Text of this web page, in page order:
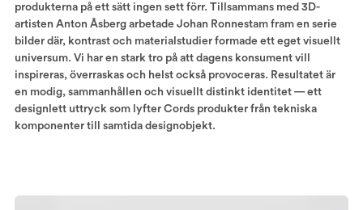
produkterna på ett sätt ingen sett förr. Tillsammans med 3D-
artisten Anton Åsberg arbetade Johan Ronnestam fram en serie
bilder där, kontrast och materialstudier formade ett eget visuellt
universum. Vi har en stark tro på att dagens konsument vill
inspireras, överraskas och helst också provoceras. Resultatet är
en modig, sammanhållen och visuellt distinkt identitet — ett
designlett uttryck som lyfter Cords produkter från tekniska
komponenter till samtida designobjekt.